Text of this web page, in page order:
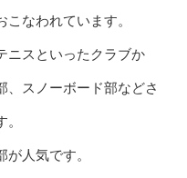
なわれています。
ニスといったクラブか
、スノーボード部などさ
人気です。